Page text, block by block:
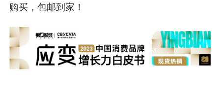
购买，包邮到家！